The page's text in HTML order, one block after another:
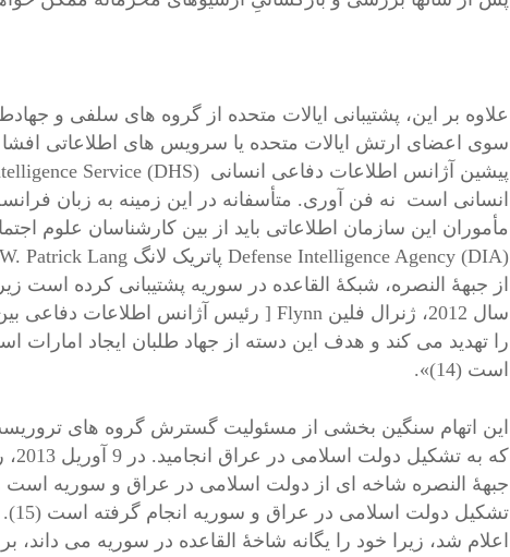
علاوه بر این، پشتیبانی ایالات متحده از گروه های سلفی و
سوی اعضای ارتش ایالات متحده یا سرویس های اطلاعاتی
انسانی است نه فن آوری. متأسفانه در این زمینه به زبان
مأموران این سازمان اطلاعاتی باید از بین کارشناسان علوم
از جبهۀ النصره، شبکۀ القاعده در سوریه پشتیبانی کرده است
را تهدید می کند و هدف این دسته از جهاد طلبان ایجاد
است (14)».
این اتهام سنگین بخشی از مسئولیت گسترش گروه های
که
جبهۀ النصره شاخه ای از دولت اسلامی در عراق و سوریه است
اعلام شد، زیرا خود را یگانه شاخۀ القاعده در سوریه می